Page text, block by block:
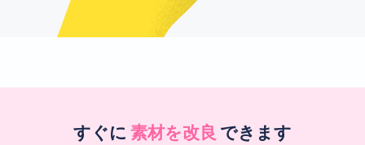
すぐに 素材を改良 できます